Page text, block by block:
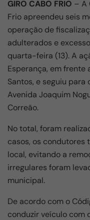
c
e
b
o
o
k
at
s
A
p
p
ail
GIRO CABO FRIO – A
Frio apreendeu seis
operação de
adulterados e
quarta-feira (13). A
Esperança, em frente
Santos, e seguiu para
Avenida Joaquim
Correão.
No total, foram
casos, os condutores
local, evitando a
irregulares foram
municipal.
De acordo com o
conduzir veículo com